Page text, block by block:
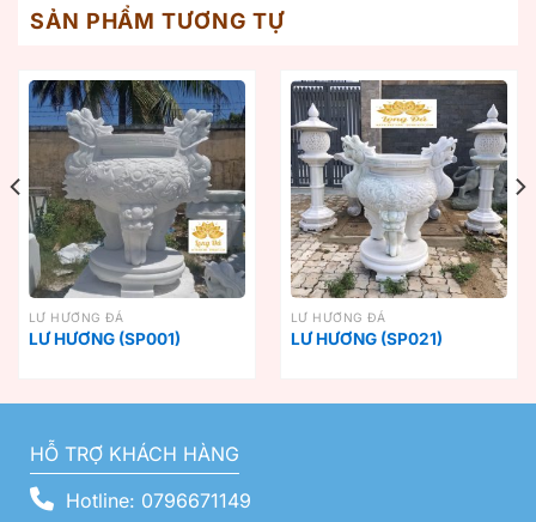
SẢN PHẨM TƯƠNG TỰ
LƯ HƯƠNG ĐÁ
LƯ HƯƠNG (SP001)
LƯ HƯƠNG ĐÁ
LƯ HƯƠNG (SP021)
HỖ TRỢ KHÁCH HÀNG
Hotline: 0796671149